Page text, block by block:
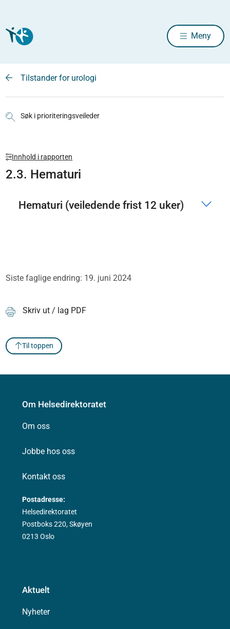
Meny
Tilstander for urologi
Søk i prioriteringsveileder
Innhold i rapporten
2.3. Hematuri
Hematuri (veiledende frist 12 uker)
Siste faglige endring: 19. juni 2024
Skriv ut / lag PDF
Til toppen
Om Helsedirektoratet
Om oss
Jobbe hos oss
Kontakt oss
Postadresse:
Helsedirektoratet
Postboks 220, Skøyen
0213 Oslo
Aktuelt
Nyheter